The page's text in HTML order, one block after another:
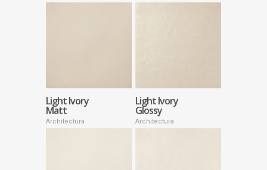
Light Ivory
Matt
Architectura
Light Ivory
Glossy
Architectura